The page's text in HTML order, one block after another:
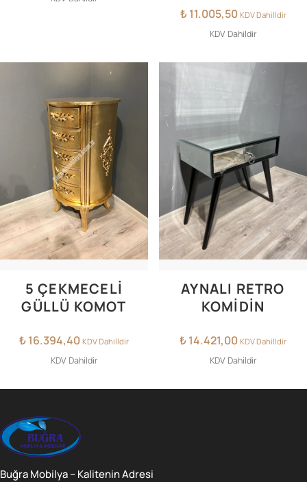
₺11.005,50 KDV Dahilldir
KDV Dahildir
5 ÇEKMECELİ
GÜLLÜ KOMOT
₺16.394,40 KDV Dahilldir
KDV Dahildir
AYNALI RETRO
KOMİDİN
₺14.421,00 KDV Dahilldir
KDV Dahildir
Buğra Mobilya – Kalitenin Adresi